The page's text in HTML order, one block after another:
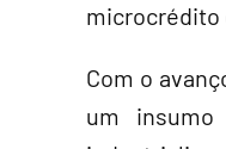
microcrédito
Com o
um